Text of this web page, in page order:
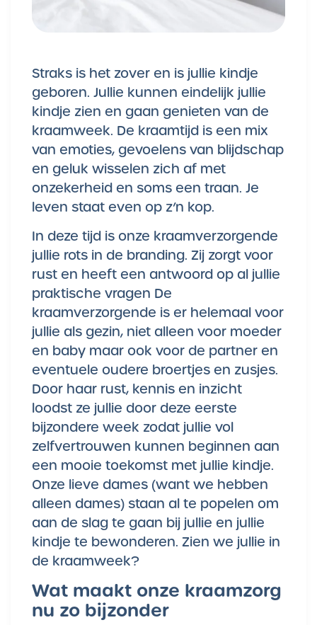
Straks is het zover en is jullie kindje
geboren. Jullie kunnen eindelijk jullie
kindje zien en gaan genieten van de
kraamweek. De kraamtijd is een mix
van emoties, gevoelens van blijdschap
en geluk wisselen zich af met
onzekerheid en soms een traan. Je
leven staat even op z’n kop.
In deze tijd is onze kraamverzorgende
jullie rots in de branding. Zij zorgt voor
rust en heeft een antwoord op al jullie
praktische vragen De
kraamverzorgende is er helemaal voor
jullie als gezin, niet alleen voor moeder
en baby maar ook voor de partner en
eventuele oudere broertjes en zusjes.
Door haar rust, kennis en inzicht
loodst ze jullie door deze eerste
bijzondere week zodat jullie vol
zelfvertrouwen kunnen beginnen aan
een mooie toekomst met jullie kindje.
Onze lieve dames (want we hebben
alleen dames) staan al te popelen om
aan de slag te gaan bij jullie en jullie
kindje te bewonderen. Zien we jullie in
de kraamweek?
Wat maakt onze kraamzorg
nu zo bijzonder